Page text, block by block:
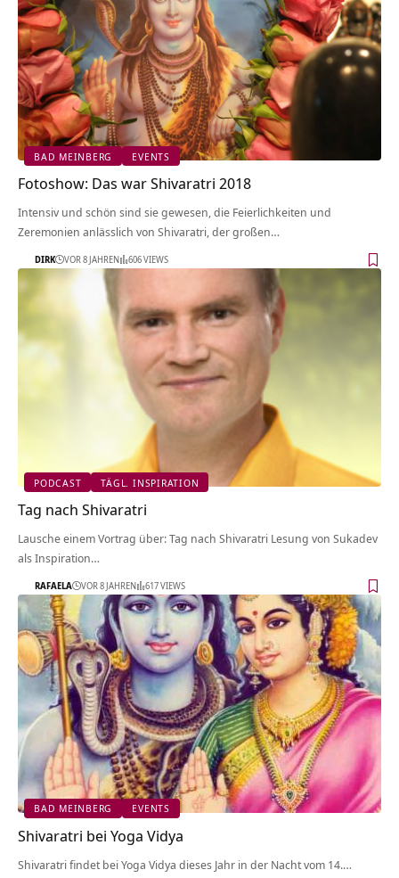
BAD MEINBERG EVENTS
Fotoshow: Das war Shivaratri 2018
Intensiv und schön sind sie gewesen, die Feierlichkeiten und
Zeremonien anlässlich von Shivaratri, der großen…
DIRK VOR 8 JAHREN 606 VIEWS
PODCAST TÄGL. INSPIRATION
Tag nach Shivaratri
Lausche einem Vortrag über: Tag nach Shivaratri Lesung von Sukadev
als Inspiration…
RAFAELA VOR 8 JAHREN 617 VIEWS
BAD MEINBERG EVENTS
Shivaratri bei Yoga Vidya
Shivaratri findet bei Yoga Vidya dieses Jahr in der Nacht vom 14.…